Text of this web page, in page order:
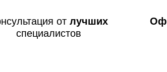
от лучших
специалистов